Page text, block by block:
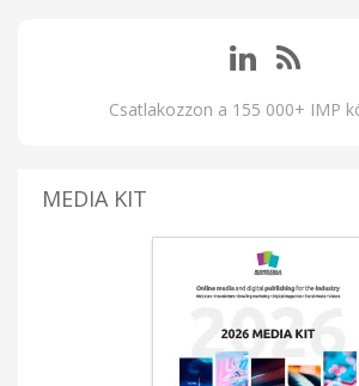
Csatlakozzon a 155 000+ IMP
MEDIA KIT